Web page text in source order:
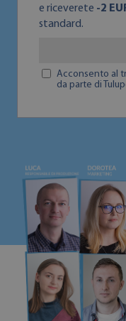
e riceverete -2
standard.
Acconsento al
da parte di